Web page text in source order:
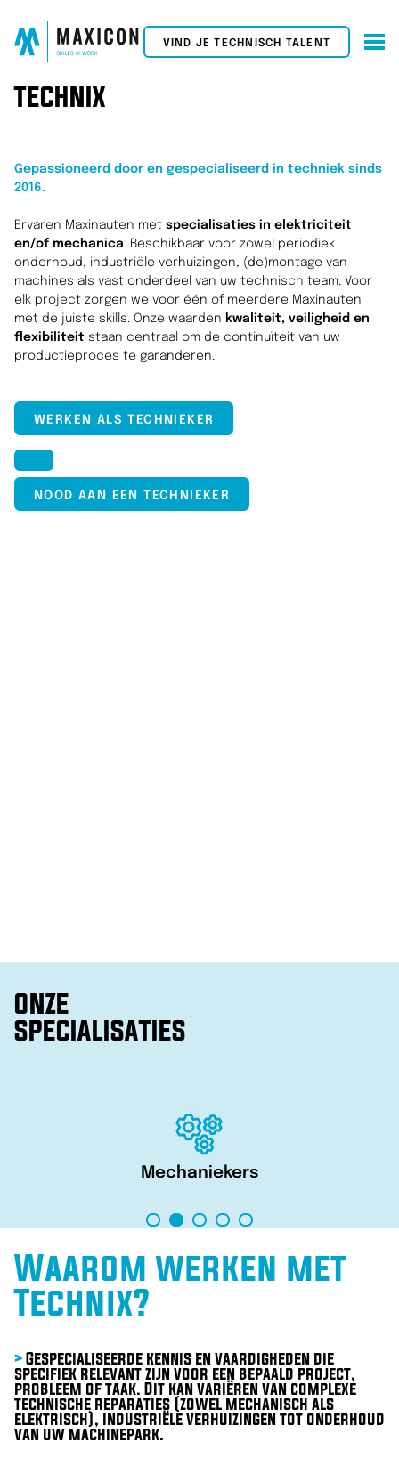
VIND JE TECHNISCH TALENT
TECHNIX
Gepassioneerd door en gespecialiseerd in techniek sinds
2016.
Ervaren Maxinauten met specialisaties in elektriciteit
en/of mechanica. Beschikbaar voor zowel periodiek
onderhoud, industriële verhuizingen, (de)montage van
machines als vast onderdeel van uw technisch team. Voor
elk project zorgen we voor één of meerdere Maxinauten
met de juiste skills. Onze waarden kwaliteit, veiligheid en
flexibiliteit staan centraal om de continuïteit van uw
productieproces te garanderen.
WERKEN ALS TECHNIEKER
NOOD AAN EEN TECHNIEKER
ONZE
SPECIALISATIES
Mechaniekers
Waarom werken met
Technix?
> Gespecialiseerde kennis en vaardigheden die
specifiek relevant zijn voor een bepaald project,
probleem of taak. Dit kan variëren van complexe
technische reparaties (zowel mechanisch als
elektrisch), industriële verhuizingen tot onderhoud
van uw machinepark.